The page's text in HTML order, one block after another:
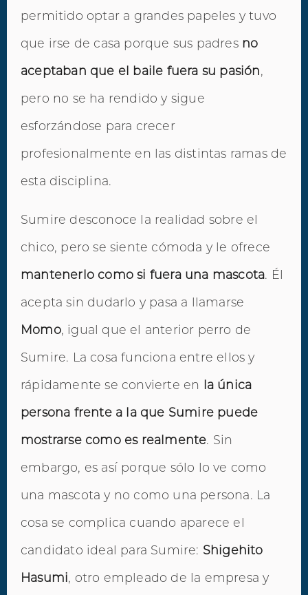
permitido optar a grandes papeles y tuvo
que irse de casa porque sus padres no
aceptaban que el baile fuera su pasión,
pero no se ha rendido y sigue
esforzándose para crecer
profesionalmente en las distintas ramas de
esta disciplina.
Sumire desconoce la realidad sobre el
chico, pero se siente cómoda y le ofrece
mantenerlo como si fuera una mascota. Él
acepta sin dudarlo y pasa a llamarse
Momo, igual que el anterior perro de
Sumire. La cosa funciona entre ellos y
rápidamente se convierte en la única
persona frente a la que Sumire puede
mostrarse como es realmente. Sin
embargo, es así porque sólo lo ve como
una mascota y no como una persona. La
cosa se complica cuando aparece el
candidato ideal para Sumire: Shigehito
Hasumi, otro empleado de la empresa y